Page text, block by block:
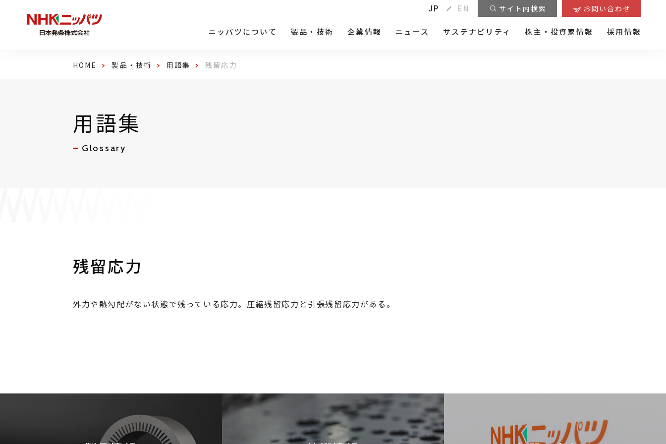
JP EN サイト内検索 お問い合わせ
ニッパツについて 製品・技術 企業情報 ニュース サステナビリティ 株主・投資家情報 採用情報
HOME 製品・技術 用語集 残留応力
用語集
Glossary
残留応力
外力や熱勾配がない状態で残っている応力。圧縮残留応力と引張残留応力がある。